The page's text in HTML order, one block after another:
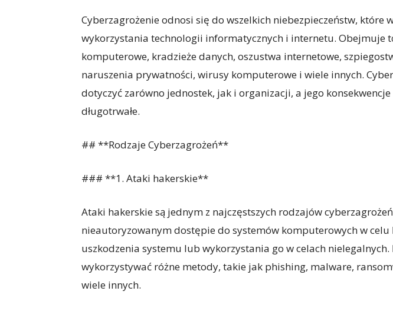
Cyberzagrożenie odnosi się do wszelkich niebezpieczeństw, które
wykorzystania technologii informatycznych i internetu. Obejmuje
komputerowe, kradzieże danych, oszustwa internetowe,
naruszenia prywatności, wirusy komputerowe i wiele innych.
dotyczyć zarówno jednostek, jak i organizacji, a jego
długotrwałe.
## **Rodzaje Cyberzagrożeń**
### **1. Ataki hakerskie**
Ataki hakerskie są jednym z najczęstszych rodzajów
nieautoryzowanym dostępie do systemów komputerowych w celu
uszkodzenia systemu lub wykorzystania go w celach nielegalnych.
wykorzystywać różne metody, takie jak phishing, malware,
wiele innych.